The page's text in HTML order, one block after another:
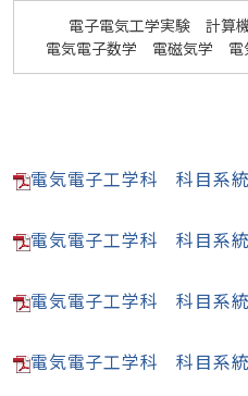
電子電気工学実験 計算
電気電子数学 電磁気学 電
電気電子工学科 科目系
電気電子工学科 科目系
電気電子工学科 科目系
電気電子工学科 科目系